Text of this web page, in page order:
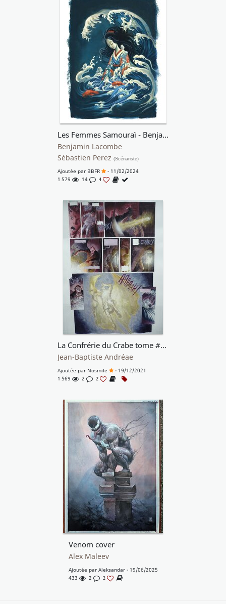
Les Femmes Samouraï - Benjamin Lacombe
Benjamin Lacombe
Sébastien Perez (Scénariste)
Ajoutée par BBFR
- 11/02/2024
1 579
14 4
La Confrérie du Crabe tome #1 planche originale 51
Jean-Baptiste Andréae
Ajoutée par Nosmile
- 19/12/2021
1 569
2 2
Venom cover
Alex Maleev
Ajoutée par Aleksandar- 19/06/2025
433
2 2